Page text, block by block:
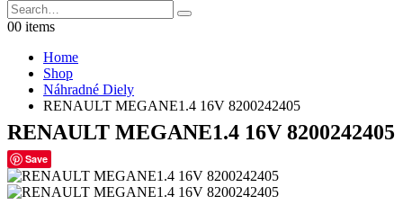
00 items
Home
Shop
Náhradné Diely
RENAULT MEGANE1.4 16V 8200242405
RENAULT MEGANE1.4 16V 8200242405
Save